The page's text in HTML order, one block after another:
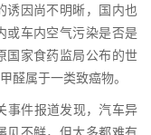
诱因尚不明晰，国内也
或车内空气污染是否是
国家食药监局公布的世
醛属于一类致癌物。
事件报道发现，汽车异